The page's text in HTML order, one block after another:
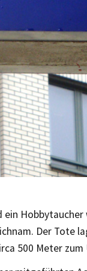
Der Tote
500 Meter